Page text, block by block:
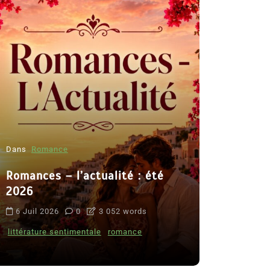
Dans Romance
Romances – l’actualité : été
2026
6 Juil 2026 0 3 052 words
littérature sentimentale romance